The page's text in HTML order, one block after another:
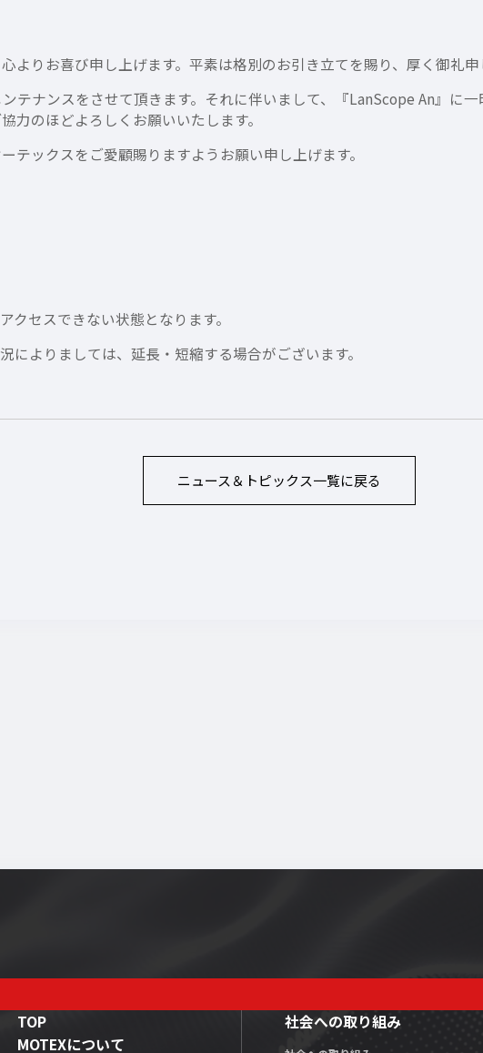
りお喜び申し上げます。平素は格別のお引き立てを賜り、厚く御礼申
テナンスをさせて頂きます。それに伴いまして、『LanScope An』に
力のほどよろしくお願いいたします。
テックスをご愛顧賜りますようお願い申し上げます。
クセスできない状態となります。
よりましては、延長・短縮する場合がございます。
ニュース＆トピックス一覧に戻る
TOP
MOTEXについて
社会への取り組み